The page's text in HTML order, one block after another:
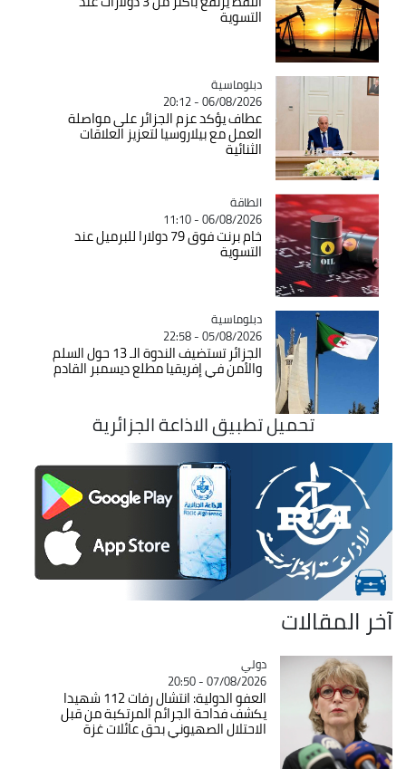
التسوية
Catégorie
دبلوماسية
06/08/2026 - 20:12
عطاف يؤكد عزم الجزائر على مواصلة
العمل مع بيلاروسيا لتعزيز العلاقات
الثنائية
Catégorie
الطاقة
06/08/2026 - 11:10
خام برنت فوق 79 دولارا للبرميل عند
التسوية
Catégorie
دبلوماسية
05/08/2026 - 22:58
الجزائر تستضيف الندوة الـ 13 حول السلم
والأمن في إفريقيا مطلع ديسمبر القادم
تحميل تطبيق الاذاعة الجزائرية
آخر المقالات
Catégorie
دولي
07/08/2026 - 20:50
العفو الدولية: انتشال رفات 112 شهيدا
يكشف فداحة الجرائم المرتكبة من قبل
الاحتلال الصهيوني بحق عائلات غزة